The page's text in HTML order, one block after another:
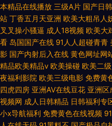
本精品在线播放 三级A片 国产日
站 丁香五月天亚洲 欧美大粗吊人
叉叉操小骚逼 成人18视频 欧美大
看 岛国国产在线 91人人超碰青青
影 国产内射后入在线 黄色网址网
精品欧美精品v 欧美操碰 欧美二
夜福利影院 欧美三级电影 免费黄
四虎四房 亚洲AV在线豆花 亚洲区
视频网 成人日韩精品 日韩福利专
小x导航福利 免费黄色在线视频